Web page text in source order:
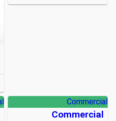
Commercial
Commercial